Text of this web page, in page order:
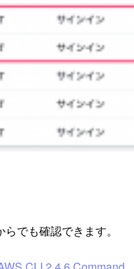
でも確認できます。